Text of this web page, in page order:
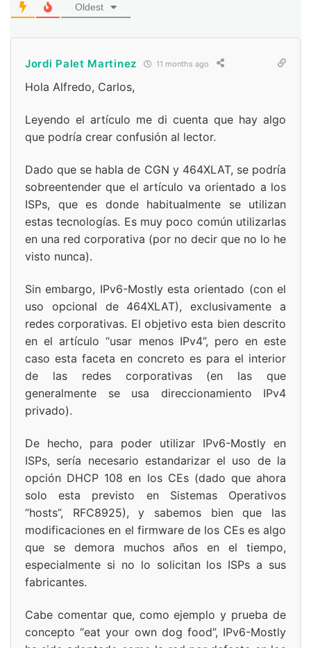
Oldest
Jordi Palet Martinez 11 months ago
Hola Alfredo, Carlos,
Leyendo el artículo me di cuenta que hay algo
que podría crear confusión al lector.
Dado que se habla de CGN y 464XLAT, se podría
sobreentender que el artículo va orientado a los
ISPs, que es donde habitualmente se utilizan
estas tecnologías. Es muy poco común utilizarlas
en una red corporativa (por no decir que no lo he
visto nunca).
Sin embargo, IPv6-Mostly esta orientado (con el
uso opcional de 464XLAT), exclusivamente a
redes corporativas. El objetivo esta bien descrito
en el artículo “usar menos IPv4”, pero en este
caso esta faceta en concreto es para el interior
de las redes corporativas (en las que
generalmente se usa direccionamiento IPv4
privado).
De hecho, para poder utilizar IPv6-Mostly en
ISPs, sería necesario estandarizar el uso de la
opción DHCP 108 en los CEs (dado que ahora
solo esta previsto en Sistemas Operativos
“hosts”, RFC8925), y sabemos bien que las
modificaciones en el firmware de los CEs es algo
que se demora muchos años en el tiempo,
especialmente si no lo solicitan los ISPs a sus
fabricantes.
Cabe comentar que, como ejemplo y prueba de
concepto “eat your own dog food”, IPv6-Mostly